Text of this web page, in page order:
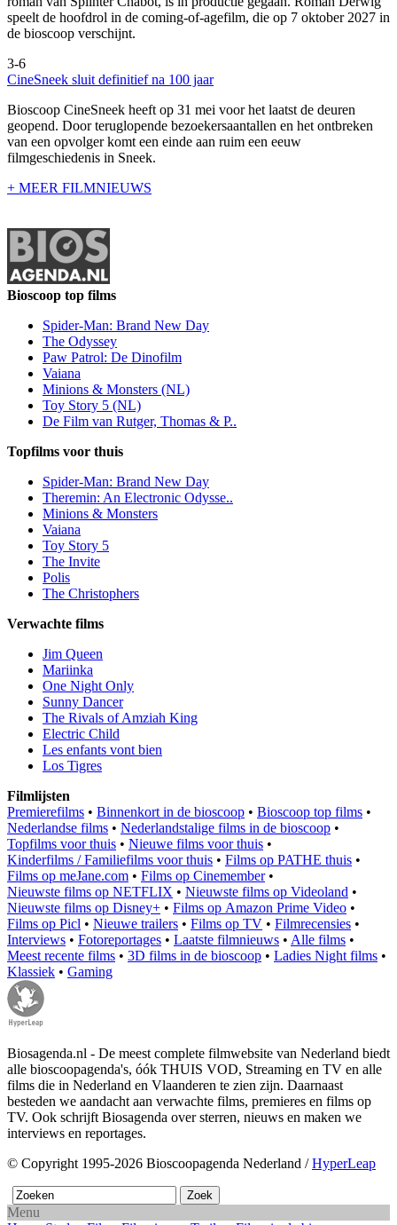
speelt de hoofdrol in de coming-of-agefilm, die op 7 oktober 2027 in
de bioscoop verschijnt.
3-6
CineSneek sluit definitief na 100 jaar
Bioscoop CineSneek heeft op 31 mei voor het laatst de deuren
geopend. Door teruglopende bezoekersaantallen en het ontbreken
van een opvolger komt een einde aan ruim een eeuw
filmgeschiedenis in Sneek.
+ MEER FILMNIEUWS
Bioscoop top films
Spider-Man: Brand New Day
The Odyssey
Paw Patrol: De Dinofilm
Vaiana
Minions & Monsters (NL)
Toy Story 5 (NL)
De Film van Rutger, Thomas & P..
Topfilms voor thuis
Spider-Man: Brand New Day
Theremin: An Electronic Odysse..
Minions & Monsters
Vaiana
Toy Story 5
The Invite
Polis
The Christophers
Verwachte films
Jim Queen
Mariinka
One Night Only
Sunny Dancer
The Rivals of Amziah King
Electric Child
Les enfants vont bien
Los Tigres
Filmlijsten
Premierefilms • Binnenkort in de bioscoop • Bioscoop top films •
Nederlandse films • Nederlandstalige films in de bioscoop •
Topfilms voor thuis • Nieuwe films voor thuis •
Kinderfilms / Familiefilms voor thuis • Films op PATHE thuis •
Films op meJane.com • Films op Cinemember•
Nieuwste films op NETFLIX • Nieuwste films op Videoland •
Nieuwste films op Disney+ • Films op Amazon Prime Video •
Films op Picl • Nieuwe trailers • Films op TV • Filmrecensies •
Interviews • Fotoreportages • Laatste filmnieuws • Alle films •
Meest recente films • 3D films in de bioscoop • Ladies Night films •
Klassiek • Gaming
Biosagenda.nl - De meest complete filmwebsite van Nederland biedt
alle bioscoopagenda's, óók THUIS VOD, Streaming en TV en alle
films die in Nederland en Vlaanderen te zien zijn. Daarnaast
besteden we aandacht aan verwachte films, premieres en films op
TV. Ook schrijft Biosagenda over sterren, nieuws en maken we
interviews en reportages.
© Copyright 1995-2026 Bioscoopagenda Nederland /HyperLeap
Menu